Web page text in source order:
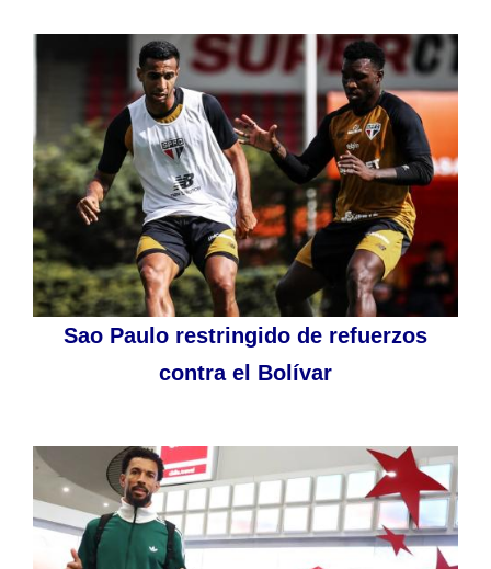
Sao Paulo restringido de refuerzos
contra el Bolívar